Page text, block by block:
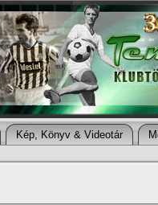
Kép, Könyv & Videotár